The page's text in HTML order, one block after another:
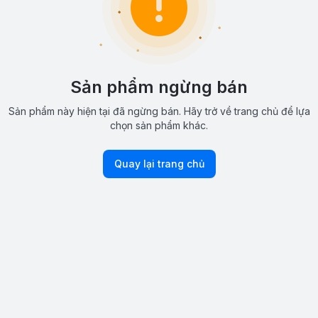
Sản phẩm ngừng bán
Sản phẩm này hiện tại đã ngừng bán. Hãy trở về trang chủ để lựa
chọn sản phẩm khác.
Quay lại trang chủ